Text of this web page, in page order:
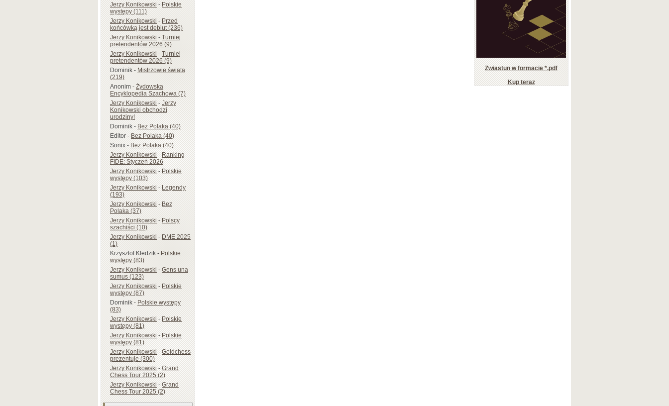
Jerzy Konikowski-Polskie
występy (111)
Jerzy Konikowski-Przed
końcówką jest debiut (236)
Jerzy Konikowski-Turniej
pretendentów 2026 (9)
Jerzy Konikowski-Turniej
pretendentów 2026 (9)
Dominik-Mistrzowie świata
(219)
Anonim-Żydowska
Encyklopedia Szachowa (7)
Jerzy Konikowski-Jerzy
Konikowski obchodzi
urodziny!
Dominik-Bez Polaka (40)
Editor-Bez Polaka (40)
Sonix-Bez Polaka (40)
Jerzy Konikowski-Ranking
FIDE: Styczeń 2026
Jerzy Konikowski-Polskie
występy (103)
Jerzy Konikowski-Legendy
(193)
Jerzy Konikowski-Bez
Polaka (37)
Jerzy Konikowski-Polscy
szachiści (10)
Jerzy Konikowski-DME 2025
(1)
Krzysztof Kledzik-Polskie
występy (83)
Jerzy Konikowski-Gens una
sumus (123)
Jerzy Konikowski-Polskie
występy (87)
Dominik-Polskie występy
(83)
Jerzy Konikowski-Polskie
występy (81)
Jerzy Konikowski-Polskie
występy (81)
Jerzy Konikowski-Goldchess
prezentuje (300)
Jerzy Konikowski-Grand
Chess Tour 2025 (2)
Jerzy Konikowski-Grand
Chess Tour 2025 (2)
Zwiastun w formacie *.pdf
Kup teraz